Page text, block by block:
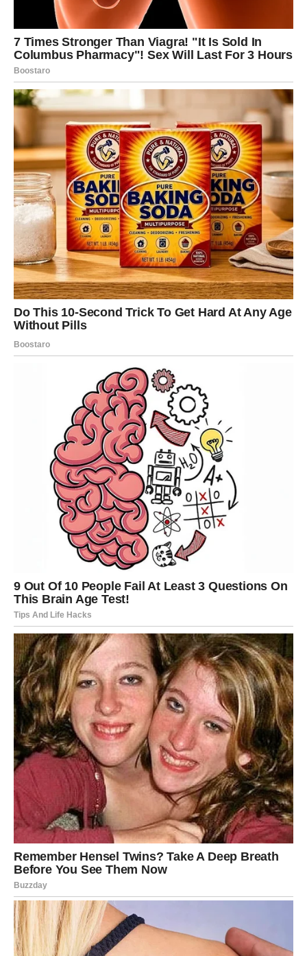
Prepoznaćeš je po:
osećaju sigurnosti već nakon prvih reči
miru u stomaku, umesto nervoze
osećaju da možeš da budeš emotivan/na bez straha
malim gestovima koji znače: „Tu sam.“
rečenici koju Rak retko čuje, a zauvek pamti:„Ne moraš
sve sam/a.“
Šta se menja u Rakovoj ljubavi?
Rak prestaje da bude onaj koji stalno spašava.
Prestaje da nosi tuđe terete.
Prestaje da trpi tišinu i hladnoću.
Srodna duša dolazi da te nauči:
ljubav ne boli kad je prava.
Može da bude izazovna, ali ne ponižava. Može da bude
jaka, ali ne lomi.
Ako si u vezi:
Ovo može biti period ozbiljnog preokreta — ili se odnos
uzdiže na viši nivo (zajednički planovi, selidba, porodica,
veća posvećenost), ili shvataš da osoba pored tebe nije
tvoja srodna duša nego lekcija.
Ako si slobodan/na:
Očekuj susret koji te menja. Možda neće izgledati kao
„holivudski trenutak“, ali će u tebi probuditi ono što si
zaboravio/la:veru.
RIBE – KARMičKA LJUBAV
KOJA BUDI DUŠU (ALI TE UČI DA
NE IDEALIZUJEŠ)
Ribe su znak koji voli ideju ljubavi. Ribe umeju da sanjaju,
da vide najbolje u ljudima, da praštaju i kada ne treba.
Ribe često osete neku vezu „pre nego što se desi“. I
upravo zato se ponekad zaljube u potencijal, a ne u
realnost.
Ali sada dolazi drugačiji period.
Srodna duša koja ulazi u tvoj život nije tu da te zbuni.
Nije tu da te tera da se pitaš „šta smo mi“.